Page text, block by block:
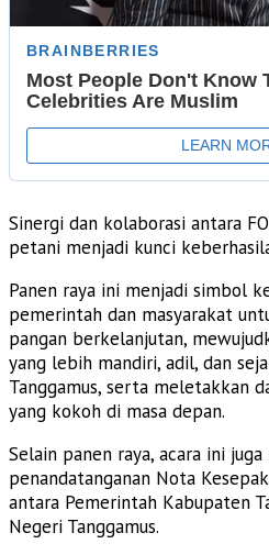
Sinergi dan kolaborasi antara
petani menjadi kunci
Panen raya ini menjadi simbol
pemerintah dan masyarakat
pangan berkelanjutan,
yang lebih mandiri, adil, dan
Tanggamus, serta meletakkan
yang kokoh di masa depan.
Selain panen raya, acara ini
penandatanganan Nota
antara Pemerintah Kabupaten
Negeri Tanggamus.